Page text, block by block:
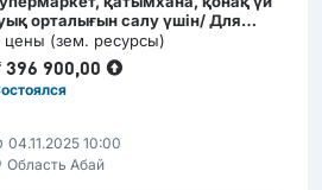
орталығын салу үшін/ Для
гостиницы, катымханы,
(зем. ресурсы)
396 900,00
04.11.2025 10:00
Область Абай